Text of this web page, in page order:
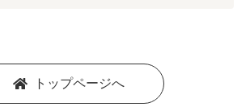
トップページへ